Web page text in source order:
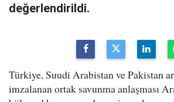
değerlendirildi.
Türkiye, Suudi Arabistan ve Pakistan
imzalanan ortak savunma anlaşması